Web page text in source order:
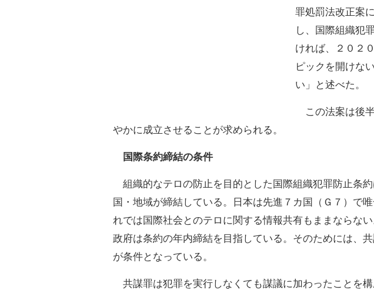
罪処罰法改正案
し、国際組織犯
ければ、２０２
ピックを開けな
い」と述べた。
この法案は後
やかに成立させることが求められる。
国際条約締結の条件
組織的なテロの防止を目的とした国際組織犯罪防止条
国・地域が締結している。日本は先進７カ国（Ｇ７）で
れでは国際社会とのテロに関する情報共有もままならない
政府は条約の年内締結を目指している。そのためには、
が条件となっている。
共謀罪は犯罪を実行しなくても謀議に加わったことを